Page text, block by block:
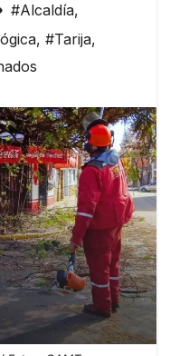
#Alcaldía,
, #Tarija,